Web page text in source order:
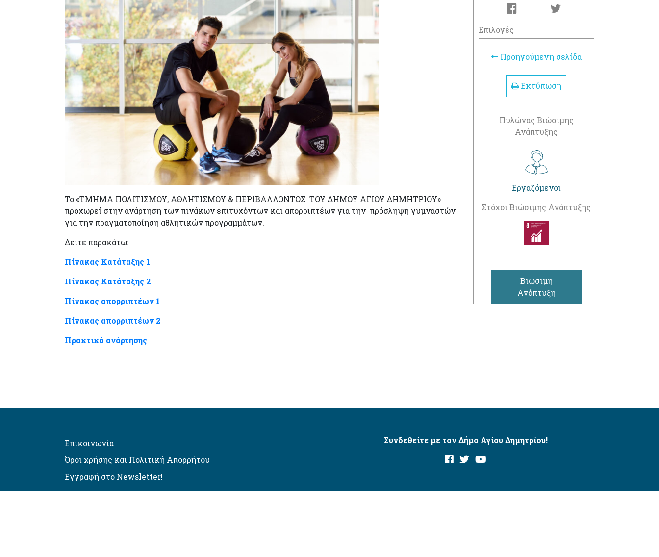
Το «ΤΜΗΜΑ ΠΟΛΙΤΙΣΜΟΥ, ΑΘΛΗΤΙΣΜΟΥ & ΠΕΡΙΒΑΛΛΟΝΤΟΣ ΤΟΥ ΔΗΜΟΥ ΑΓΙΟΥ ΔΗΜΗΤΡΙΟΥ»
προχωρεί στην ανάρτηση των πινάκων επιτυχόντων και απορριπτέων για την πρόσληψη γυμναστών
για την πραγματοποίηση αθλητικών προγραμμάτων.
Δείτε παρακάτω:
Πίνακας Κατάταξης 1
Πίνακας Κατάταξης 2
Πίνακας απορριπτέων 1
Πίνακας απορριπτέων 2
Πρακτικό ανάρτησης
Επιλογές
Προηγούμενη σελίδα
Εκτύπωση
Πυλώνας Βιώσιμης
Ανάπτυξης
Εργαζόμενοι
Στόχοι Βιώσιμης Ανάπτυξης
Βιώσιμη
Ανάπτυξη
Επικοινωνία
Όροι χρήσης και Πολιτική Απορρήτου
Εγγραφή στο Newsletter!
Συνδεθείτε με τον Δήμο Αγίου Δημητρίου!